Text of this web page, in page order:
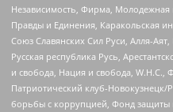
Независимость, Фирма,
Правды и Единения, Каракольская
Союз Славянских Сил Руси, Алля-
Русская республика Русь,
и свобода, Нация и свобода,
Патриотический клуб-
борьбы с коррупцией, Фонд защиты